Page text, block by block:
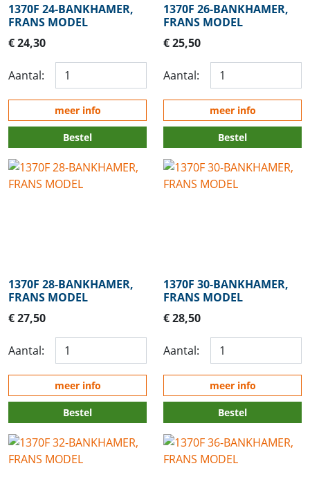
1370F 24-BANKHAMER,
FRANS MODEL
€ 24,30
Aantal:
meer info
Bestel
1370F 26-BANKHAMER,
FRANS MODEL
€ 25,50
Aantal:
meer info
Bestel
1370F 28-BANKHAMER,
FRANS MODEL
€ 27,50
Aantal:
meer info
Bestel
1370F 30-BANKHAMER,
FRANS MODEL
€ 28,50
Aantal:
meer info
Bestel